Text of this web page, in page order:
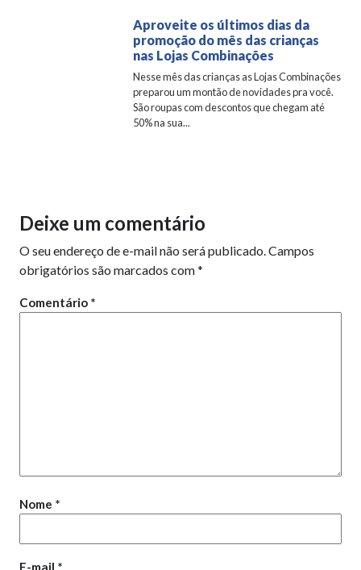
Aproveite os últimos dias da
promoção do mês das crianças
nas Lojas Combinações
Nesse mês das crianças as Lojas Combinações
preparou um montão de novidades pra você.
São roupas com descontos que chegam até
50% na sua...
Deixe um comentário
O seu endereço de e-mail não será publicado.Campos
obrigatórios são marcados com*
Comentário *
Nome *